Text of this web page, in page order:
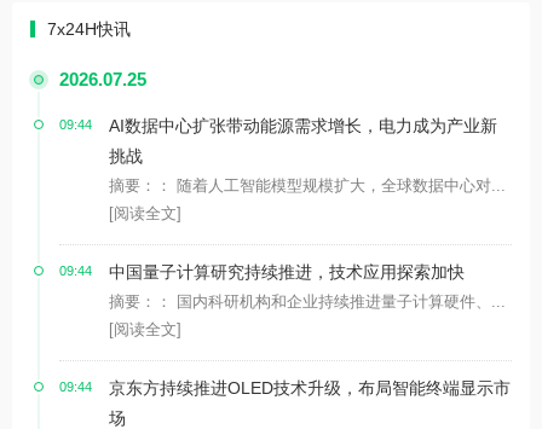
7x24H快讯
2026.07.25
09:44
AI数据中心扩张带动能源需求增长，电力成为产业新
挑战
摘要：： 随着人工智能模型规模扩大，全球数据中心对...
[阅读全文]
09:44 中国量子计算研究持续推进，技术应用探索加快
摘要：： 国内科研机构和企业持续推进量子计算硬件、...
[阅读全文]
09:44
京东方持续推进OLED技术升级，布局智能终端显示市
场